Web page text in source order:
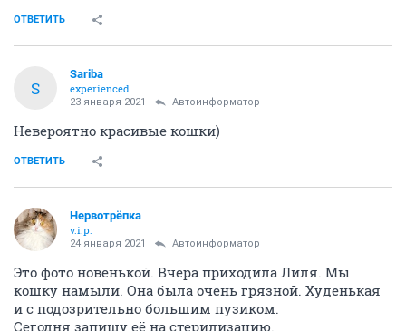
ОТВЕТИТЬ
S
Sariba
experienced
23 января 2021 Автоинформатор
Невероятно красивые кошки)
ОТВЕТИТЬ
Нервотрёпка
v.i.p.
24 января 2021 Автоинформатор
Это фото новенькой. Вчера приходила Лиля. Мы
кошку намыли. Она была очень грязной. Худенькая
и с подозрительно большим пузиком.
Сегодня запишу её на стерилизацию.